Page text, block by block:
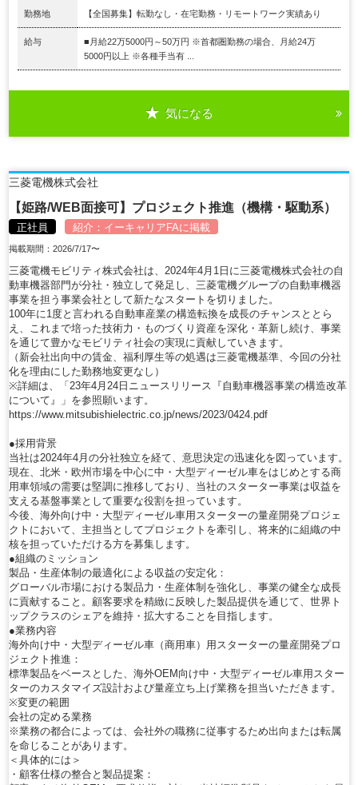
勤務地 【全国募集】転勤なし・在宅勤務・リモートワーク実績あり
給与
■月給22万5000円～50万円 ※首都圏勤務の場合、月給24万
5000円以上 ※各種手当有 ...
気になる
三菱電機株式会社
【姫路/WEB面接可】プロジェクト推進（機構・駆動系）
正社員 紹介： イーキャリアFAに掲載
掲載期間：2026/7/17〜
三菱電機モビリティ株式会社は、2024年4月1日に三菱電機株式会社の自
動車機器部門が分社・独立して発足し、三菱電機グループの自動車機器
事業を担う事業会社として新たなスタートを切りました。
100年に1度と言われる自動車産業の構造転換を成長のチャンスととら
え、これまで培った技術力・ものづくり資産を深化・革新し続け、事業
を通じて豊かなモビリティ社会の実現に貢献していきます。
（新会社出向中の賃金、福利厚生等の処遇は三菱電機基準、今回の分社
化を理由にした勤務地変更なし）
※詳細は、「23年4月24日ニュースリリース『自動車機器事業の構造改革
について』」を参照願います。
https://www.mitsubishielectric.co.jp/news/2023/0424.pdf
●採用背景
当社は2024年4月の分社独立を経て、意思決定の迅速化を図っています。
現在、北米・欧州市場を中心に中・大型ディーゼル車をはじめとする商
用車領域の需要は堅調に推移しており、当社のスターター事業は収益を
支える基盤事業として重要な役割を担っています。
今後、海外向け中・大型ディーゼル車用スターターの量産開発プロジェ
クトにおいて、主担当としてプロジェクトを牽引し、将来的に組織の中
核を担っていただける方を募集します。
●組織のミッション
製品・生産体制の最適化による収益の安定化：
グローバル市場における製品力・生産体制を強化し、事業の健全な成長
に貢献すること。顧客要求を精緻に反映した製品提供を通じて、世界ト
ップクラスのシェアを維持・拡大することを目指します。
●業務内容
海外向け中・大型ディーゼル車（商用車）用スターターの量産開発プロ
ジェクト推進：
標準製品をベースとした、海外OEM向け中・大型ディーゼル車用スター
ターのカスタマイズ設計および量産立ち上げ業務を担当いただきます。
※変更の範囲
会社の定める業務
※業務の都合によっては、会社外の職務に従事するため出向または転属
を命じることがあります。
＜具体的には＞
・顧客仕様の整合と製品提案：